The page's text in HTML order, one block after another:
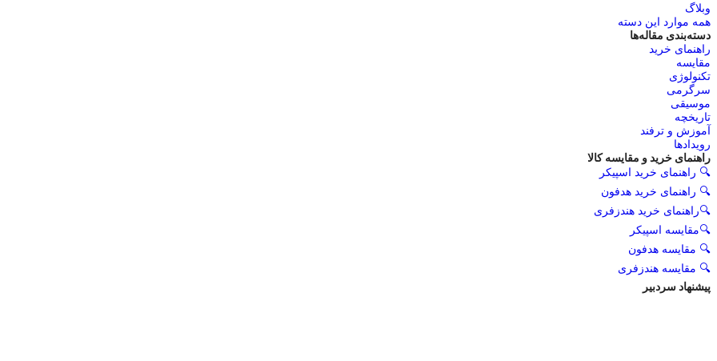
وبلاگ
همه موارد این دسته
دسته‌بندی مقاله‌ها
راهنمای خرید
مقایسه
تکنولوژی
سرگرمی
موسیقی
تاریخچه
آموزش و ترفند
رویدادها
راهنمای خرید و مقایسه کالا
🔍 راهنمای خرید اسپیکر
🔍 راهنمای خرید هدفون
🔍راهنمای خرید هندزفری
🔍مقایسه اسپیکر
🔍 مقایسه هدفون
🔍 مقایسه هندزفری
پیشنهاد سردبیر